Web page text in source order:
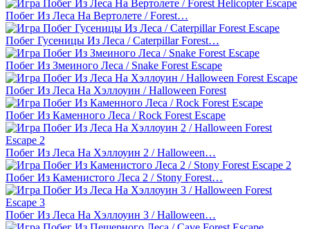
Побег Из Леса На Вертолете / Forest…
Побег Гусеницы Из Леса / Caterpillar Forest…
Побег Из Змеиного Леса / Snake Forest Escape
Побег Из Леса На Хэллоуин / Halloween Forest
Побег Из Каменного Леса / Rock Forest Escape
Побег Из Леса На Хэллоуин 2 / Halloween…
Побег Из Каменистого Леса 2 / Stony Forest…
Побег Из Леса На Хэллоуин 3 / Halloween…